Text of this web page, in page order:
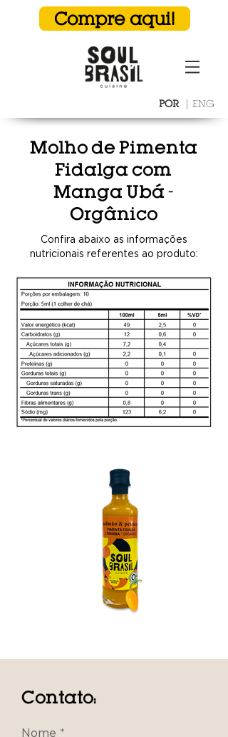
Compre aqui!
POR| ENG
Molho de Pimenta
Fidalga com
Manga Ubá -
Orgânico
Confira abaixo as informações
nutricionais referentes ao produto:
Contato:
Nome